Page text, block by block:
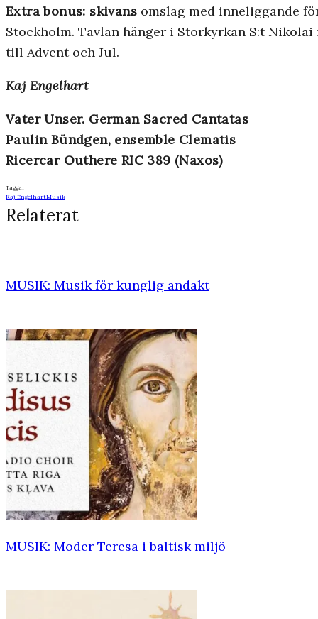
Extra bonus: skivans omslag med inneliggande
Stockholm. Tavlan hänger i Storkyrkan S:t
till Advent och Jul.
Kaj Engelhart
Vater Unser. German Sacred Cantatas
Paulin Bündgen, ensemble Clematis
Ricercar Outhere RIC 389 (Naxos)
Taggar
Kaj EngelhartMusik
Relaterat
MUSIK: Musik för kunglig andakt
MUSIK: Moder Teresa i baltisk miljö